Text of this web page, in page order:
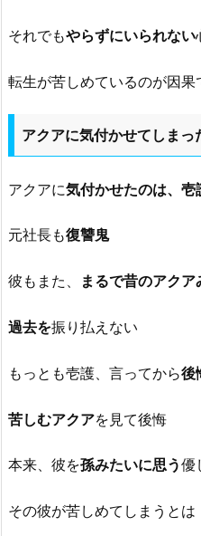
それでもやらずにいられない
転生が苦しめているのが因果
アクアに気付かせてしまっ
アクアに気付かせたのは、壱
元社長も復讐鬼
彼もまた、 まるで昔のアク
過去を振り払えない
もっとも壱護、言ってから後
苦しむアクアを見て後悔
本来、彼を孫みたいに思う優
その彼が苦しめてしまうとは